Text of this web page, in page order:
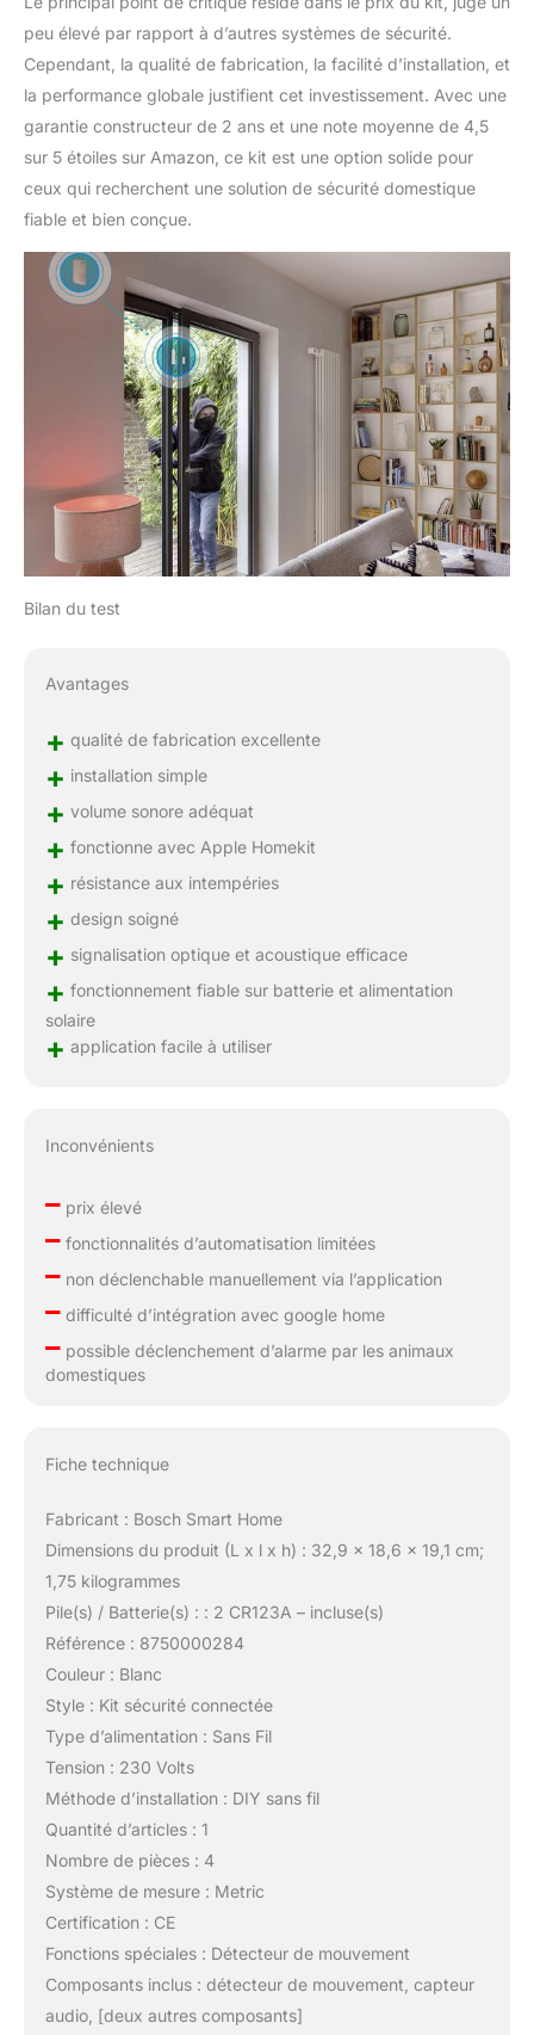
peu élevé par rapport à d’autres systèmes de sécurité.
Cependant, la qualité de fabrication, la facilité d’installation, et
la performance globale justifient cet investissement. Avec une
garantie constructeur de 2 ans et une note moyenne de 4,5
sur 5 étoiles sur Amazon, ce kit est une option solide pour
ceux qui recherchent une solution de sécurité domestique
fiable et bien conçue.
Bilan du test
Avantages
+ qualité de fabrication excellente
+ installation simple
+ volume sonore adéquat
+ fonctionne avec Apple Homekit
+ résistance aux intempéries
+ design soigné
+ signalisation optique et acoustique efficace
+ fonctionnement fiable sur batterie et alimentation
solaire
+ application facile à utiliser
Inconvénients
–prix élevé
–fonctionnalités d’automatisation limitées
–non déclenchable manuellement via l’application
–difficulté d’intégration avec google home
–possible déclenchement d’alarme par les animaux
domestiques
Fiche technique
Fabricant : Bosch Smart Home
Dimensions du produit (L x l x h) : 32,9 x 18,6 x 19,1 cm;
1,75 kilogrammes
Pile(s) / Batterie(s) : : 2 CR123A – incluse(s)
Référence : 8750000284
Couleur : Blanc
Style : Kit sécurité connectée
Type d’alimentation : Sans Fil
Tension : 230 Volts
Méthode d’installation : DIY sans fil
Quantité d’articles : 1
Nombre de pièces : 4
Système de mesure : Metric
Certification : CE
Fonctions spéciales : Détecteur de mouvement
Composants inclus : détecteur de mouvement, capteur
audio, [deux autres composants]